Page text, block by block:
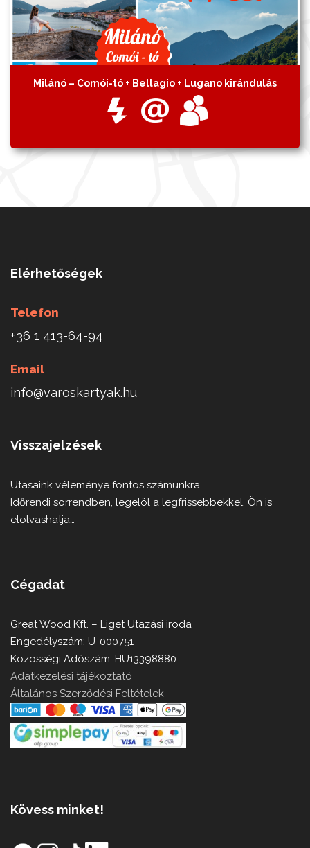
Milánó – Comói-tó + Bellagio + Lugano kirándulás
Elérhetőségek
Telefon
+36 1 413-64-94
Email
info@varoskartyak.hu
Visszajelzések
Utasaink véleménye fontos számunkra.
Időrendi sorrendben, legelöl a legfrissebbekkel, Ön is
elolvashatja…
Cégadat
Great Wood Kft. – Liget Utazási iroda
Engedélyszám: U-000751
Közösségi Adószám: HU13398880
Adatkezelési tájékoztató
Általános Szerződési Feltételek
Kövess minket!